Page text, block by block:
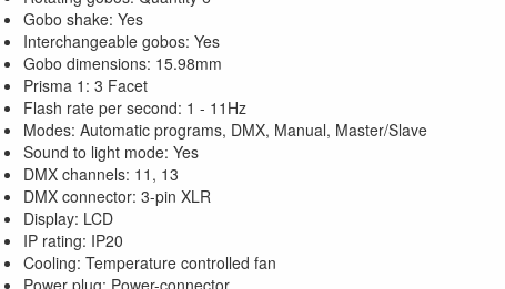
Gobo shake: Yes
Interchangeable gobos: Yes
Gobo dimensions: 15.98mm
Prisma 1: 3 Facet
Flash rate per second: 1 - 11Hz
Modes: Automatic programs, DMX, Manual, Master/Slave
Sound to light mode: Yes
DMX channels: 11, 13
DMX connector: 3-pin XLR
Display: LCD
IP rating: IP20
Cooling: Temperature controlled fan
Power plug: Power-connector